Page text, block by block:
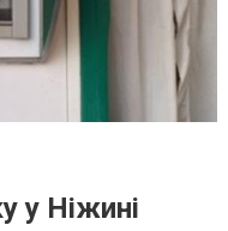
у Ніжині